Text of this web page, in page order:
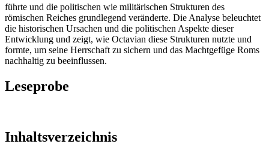
führte und die politischen wie militärischen Strukturen des
römischen Reiches grundlegend veränderte. Die Analyse beleuchtet
die historischen Ursachen und die politischen Aspekte dieser
Entwicklung und zeigt, wie Octavian diese Strukturen nutzte und
formte, um seine Herrschaft zu sichern und das Machtgefüge Roms
nachhaltig zu beeinflussen.
Leseprobe
Inhaltsverzeichnis